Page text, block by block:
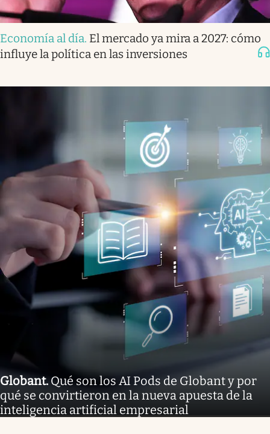
Economía al día. El mercado ya mira a 2027: cómo
influye la política en las inversiones
Globant.Qué son los AI Pods de Globant y por
qué se convirtieron en la nueva apuesta de la
inteligencia artificial empresarial